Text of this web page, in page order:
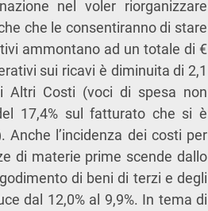
nel voler riorganizzare
che le consentiranno di stare
ammontano ad un totale di €
sui ricavi è diminuita di 2,1
Altri Costi (voci di spesa non
17,4% sul fatturato che si è
l’incidenza dei costi per
di materie prime scende dallo
di beni di terzi e degli
dal 12,0% al 9,9%. In tema di